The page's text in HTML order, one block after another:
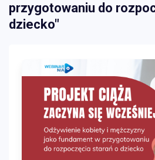
przygotowaniu do
dziecko"